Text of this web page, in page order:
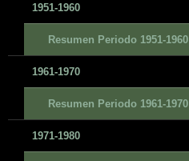
1951-1960
Resumen Periodo 1951-1960
1961-1970
Resumen Periodo 1961-1970
1971-1980